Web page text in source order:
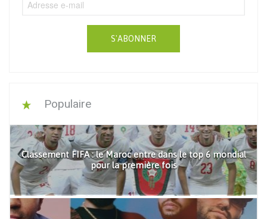
S'ABONNER
Populaire
Classement FIFA : le Maroc entre dans le top 6 mondial
pour la première fois